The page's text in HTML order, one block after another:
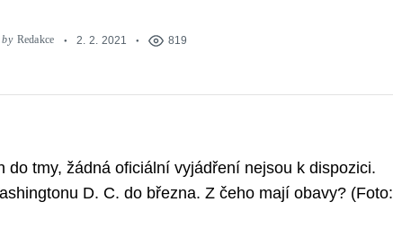
by Redakce 2. 2. 2021 819
do tmy, žádná oficiální vyjádření nejsou k dispozici.
D. C. do března. Z čeho mají obavy? (Foto: